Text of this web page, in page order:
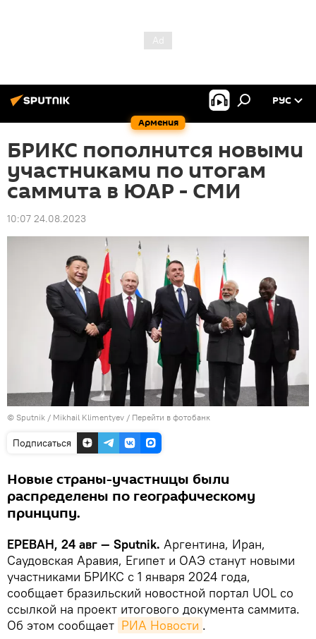
Армения
РУС
БРИКС пополнится новыми
участниками по итогам
саммита в ЮАР - СМИ
10:07 24.08.2023
© Sputnik / Mikhail Klimentyev / Перейти в фотобанк
Подписаться
Новые страны-участницы были
распределены по географическому
принципу.
ЕРЕВАН, 24 авг — Sputnik. Аргентина, Иран,
Саудовская Аравия, Египет и ОАЭ станут новыми
участниками БРИКС с 1 января 2024 года,
сообщает бразильский новостной портал UOL со
ссылкой на проект итогового документа саммита.
Об этом сообщает РИА Новости .